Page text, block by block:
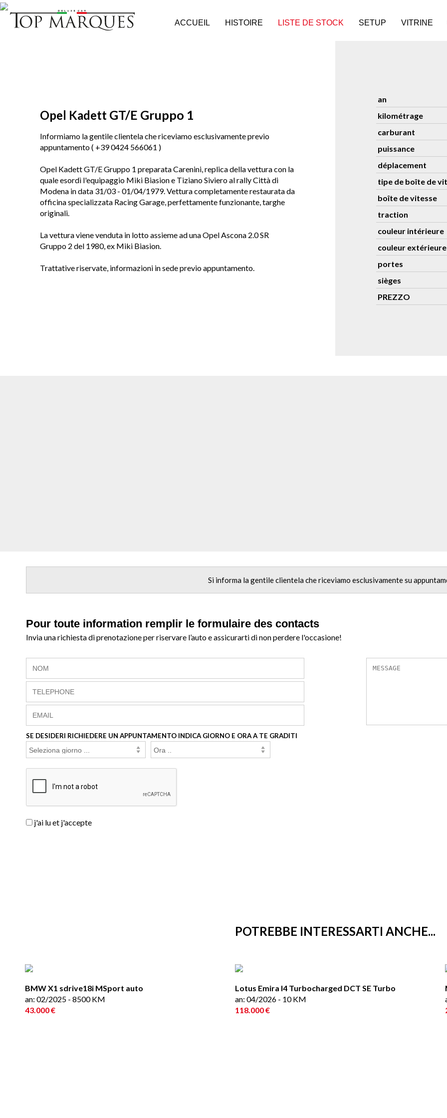
ACCUEIL HISTOIRE LISTE DE STOCK SETUP VITRINE
Opel Kadett GT/E Gruppo 1
Informiamo la gentile clientela che riceviamo esclusivamente previo
appuntamento ( +39 0424 566061 )
Opel Kadett GT/E Gruppo 1 preparata Carenini, replica della vettura con la
quale esordì l'equipaggio Miki Biasion e Tiziano Siviero al rally Città di
Modena in data 31/03 - 01/04/1979. Vettura completamente restaurata da
officina specializzata Racing Garage, perfettamente funzionante, targhe
originali.
La vettura viene venduta in lotto assieme ad una Opel Ascona 2.0 SR
Gruppo 2 del 1980, ex Miki Biasion.
Trattative riservate, informazioni in sede previo appuntamento.
an
kilométrage
carburant
puissance
déplacement
tipe de boîte de
boîte de vitesse
traction
couleur intérieure
couleur extérieure
portes
sièges
PREZZO
Si informa la gentile clientela che riceviamo esclusivamente su
Pour toute information remplir le formulaire des contacts
Invia una richiesta di prenotazione per riservare l’auto e assicurarti di non perdere l'occasione!
SE DESIDERI RICHIEDERE UN APPUNTAMENTO INDICA GIORNO E ORA A TE GRADITI
j'ai lu et j'accepte
POTREBBE INTERESSARTI ANCHE...
BMW X1 sdrive18i MSport auto
an: 02/2025 - 8500 KM
43.000 €
Lotus Emira I4 Turbocharged DCT SE Turbo
an: 04/2026 - 10 KM
118.000 €